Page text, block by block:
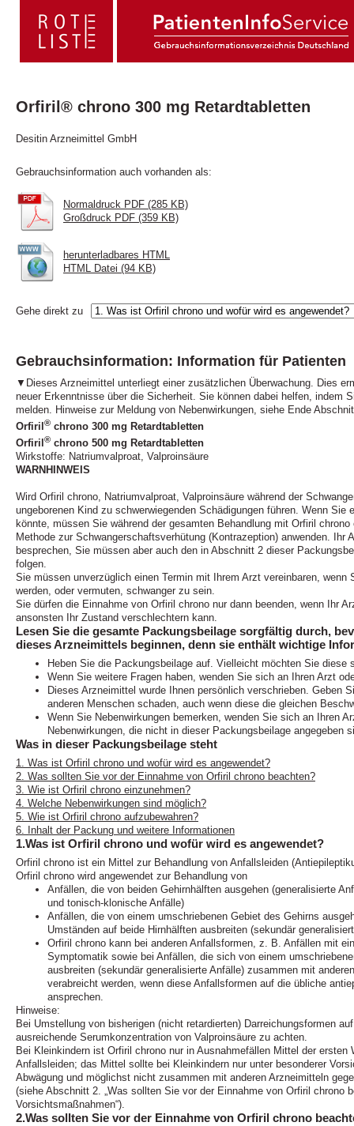
Orfiril® chrono 300 mg Retardtabletten
Desitin Arzneimittel GmbH
Gebrauchsinformation auch vorhanden als:
Normaldruck PDF (285 KB)
Großdruck PDF (359 KB)
herunterladbares HTML
HTML Datei (94 KB)
Gehe direkt zu
Gebrauchsinformation: Information für Patienten
▼Dieses Arzneimittel unterliegt einer zusätzlichen Überwachung. Dies
neuer Erkenntnisse über die Sicherheit. Sie können dabei helfen, indem
melden. Hinweise zur Meldung von Nebenwirkungen, siehe Ende
Orfiril ® chrono 300 mg Retardtabletten
Orfiril ® chrono 500 mg Retardtabletten
Wirkstoffe: Natriumvalproat, Valproinsäure
WARNHINWEIS
Wird Orfiril chrono, Natriumvalproat, Valproinsäure während der
ungeborenen Kind zu schwerwiegenden Schädigungen führen. Wenn Sie
könnte, müssen Sie während der gesamten Behandlung mit Orfiril
Methode zur Schwangerschaftsverhütung (Kontrazeption) anwenden. Ihr
besprechen, Sie müssen aber auch den in Abschnitt 2 dieser
folgen.
Sie müssen unverzüglich einen Termin mit Ihrem Arzt vereinbaren, wenn
werden, oder vermuten, schwanger zu sein.
Sie dürfen die Einnahme von Orfiril chrono nur dann beenden, wenn Ihr
ansonsten Ihr Zustand verschlechtern kann.
Lesen Sie die gesamte Packungsbeilage sorgfältig durch,
dieses Arzneimittels beginnen, denn sie enthält wichtige
Heben Sie die Packungsbeilage auf. Vielleicht möchten Sie diese
Wenn Sie weitere Fragen haben, wenden Sie sich an Ihren Arzt
Dieses Arzneimittel wurde Ihnen persönlich verschrieben. Geben
anderen Menschen schaden, auch wenn diese die gleichen
Wenn Sie Nebenwirkungen bemerken, wenden Sie sich an Ihren
Nebenwirkungen, die nicht in dieser Packungsbeilage angegeben
Was in dieser Packungsbeilage steht
1. Was ist Orfiril chrono und wofür wird es angewendet?
2. Was sollten Sie vor der Einnahme von Orfiril chrono beachten?
3. Wie ist Orfiril chrono einzunehmen?
4. Welche Nebenwirkungen sind möglich?
5. Wie ist Orfiril chrono aufzubewahren?
6. Inhalt der Packung und weitere Informationen
1.Was ist Orfiril chrono und wofür wird es angewendet?
Orfiril chrono ist ein Mittel zur Behandlung von Anfallsleiden
Orfiril chrono wird angewendet zur Behandlung von
Anfällen, die von beiden Gehirnhälften ausgehen (generalisierte
und tonisch-klonische Anfälle)
Anfällen, die von einem umschriebenen Gebiet des Gehirns
Umständen auf beide Hirnhälften ausbreiten (sekundär
Orfiril chrono kann bei anderen Anfallsformen, z. B. Anfällen mit
Symptomatik sowie bei Anfällen, die sich von einem
ausbreiten (sekundär generalisierte Anfälle) zusammen mit
verabreicht werden, wenn diese Anfallsformen auf die übliche
ansprechen.
Hinweise:
Bei Umstellung von bisherigen (nicht retardierten) Darreichungsformen
ausreichende Serumkonzentration von Valproinsäure zu achten.
Bei Kleinkindern ist Orfiril chrono nur in Ausnahmefällen Mittel der ersten
Anfallsleiden; das Mittel sollte bei Kleinkindern nur unter besonderer
Abwägung und möglichst nicht zusammen mit anderen Arzneimitteln
(siehe Abschnitt 2. „Was sollten Sie vor der Einnahme von Orfiril chrono
Vorsichtsmaßnahmen“).
2.Was sollten Sie vor der Einnahme von Orfiril chrono